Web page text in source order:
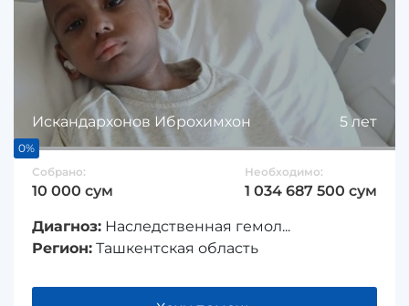
Искандархонов Иброхимхон 5 лет
0%
Собрано:
10 000 сум
Необходимо:
1 034 687 500 сум
Диагноз: Наследственная гемол...
Регион: Ташкентская область